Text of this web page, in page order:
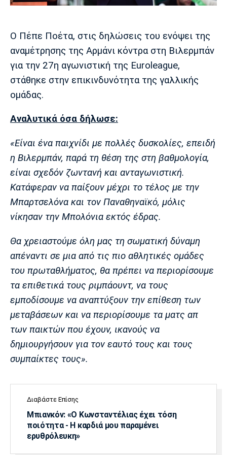
Cine Spot
Running
Media
Ιωνικός Κηφισιά Πανσερραϊκός
Μπαρτσελόνα
Μαδρίτης
Μάντσεστερ
Γιουνάιτεντ
Τσέλσι Άρσεναλ
Σίτι
Ίντερ Μίλαν Μπάγερν
Μπορούσια
Ντόρτμουντ
Παρί Σεν
Μαρσέιγ
Μονακό
Ερυθρός
Αστέρας
Τότεναμ
Ο Πέπε Ποέτα, στις δηλώσεις του ενόψει της
αναμέτρησης της Αρμάνι κόντρα στη Βιλερμπάν
για την 27η αγωνιστική της Euroleague,
στάθηκε στην επικινδυνότητα της γαλλικής
ομάδας.
Αναλυτικά όσα δήλωσε:
«Είναι ένα παιχνίδι με πολλές δυσκολίες, επειδή
η Βιλερμπάν, παρά τη θέση της στη βαθμολογία,
είναι σχεδόν ζωντανή και ανταγωνιστική.
Κατάφεραν να παίξουν μέχρι το τέλος με την
Μπαρτσελόνα και τον Παναθηναϊκό, μόλις
νίκησαν την Μπολόνια εκτός έδρας.
Θα χρειαστούμε όλη μας τη σωματική δύναμη
απέναντι σε μια από τις πιο αθλητικές ομάδες
του πρωταθλήματος, θα πρέπει να περιορίσουμε
τα επιθετικά τους ριμπάουντ, να τους
εμποδίσουμε να αναπτύξουν την επίθεση των
μεταβάσεων και να περιορίσουμε τα ματς απ
των παικτών που έχουν, ικανούς να
δημιουργήσουν για τον εαυτό τους και τους
συμπαίκτες τους».
Διαβάστε Επίσης
Μπιανκόν: «Ο Κωνσταντέλιας έχει τόση
ποιότητα - Η καρδιά μου παραμένει
ερυθρόλευκη»